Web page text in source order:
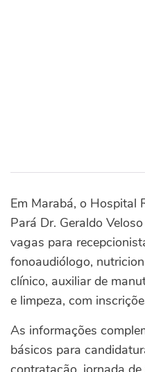
Em Marabá, o Hospital
Pará Dr. Geraldo
vagas para
fonoaudiólogo,
clínico, auxiliar de
e limpeza, com
As informações
básicos para